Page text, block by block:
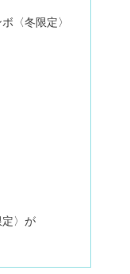
〈冬限定〉
〉が